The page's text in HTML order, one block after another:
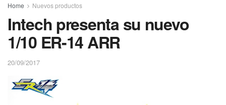
Home Nuevos productos
Intech presenta su nuevo
1/10 ER-14 ARR
20/09/2017